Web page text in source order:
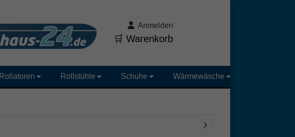
Anmelden
🛒 Warenkorb
Rollatoren Rollstühle Schuhe Wärmewäsche